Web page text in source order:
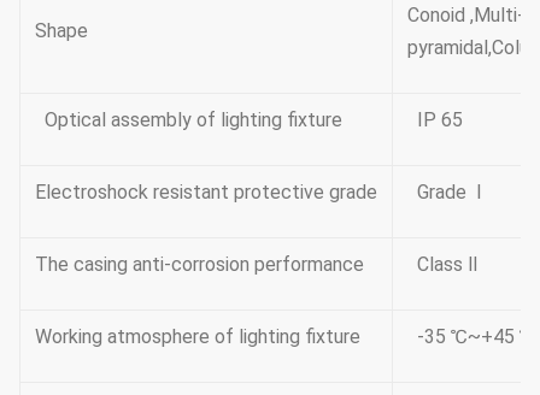
Shape
Conoid ,Multi-
Optical assembly of lighting fixture IP 65
Electroshock resistant protective grade Grade Ⅰ
The casing anti-corrosion performance Class Ⅱ
Working atmosphere of lighting fixture -35 ℃~+45 ℃